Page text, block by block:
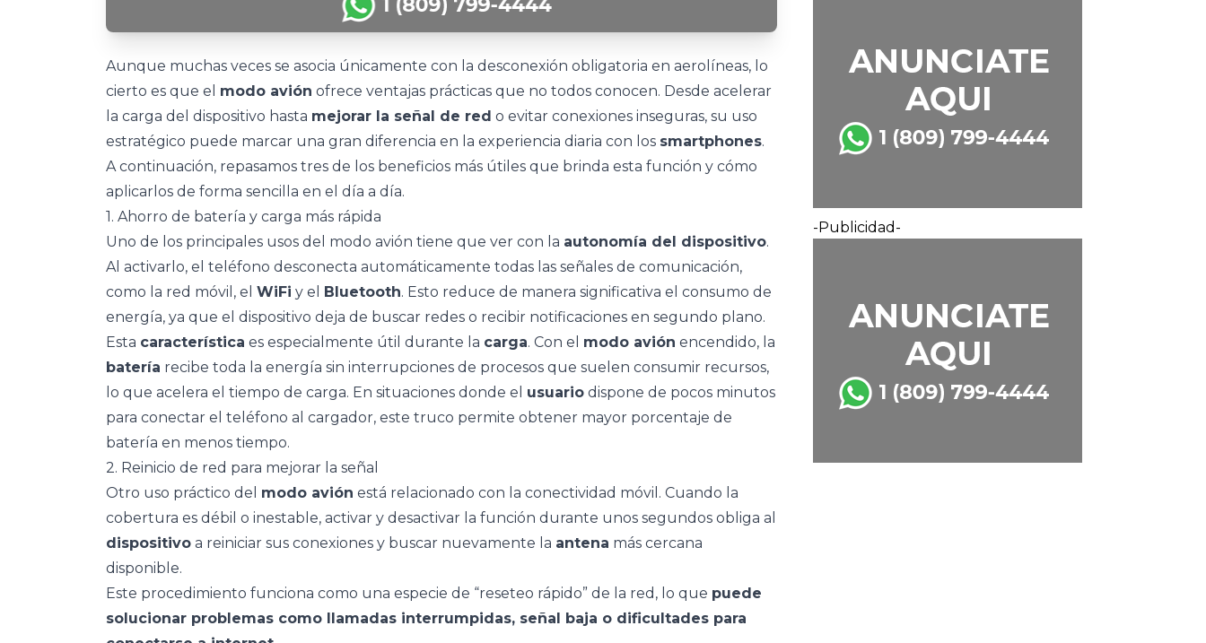
Aunque muchas veces se asocia únicamente con la desconexión obligatoria en aerolíneas, lo
cierto es que el modo avión ofrece ventajas prácticas que no todos conocen. Desde acelerar
la carga del dispositivo hasta mejorar la señal de red o evitar conexiones inseguras, su uso
estratégico puede marcar una gran diferencia en la experiencia diaria con los smartphones.
A continuación, repasamos tres de los beneficios más útiles que brinda esta función y cómo
aplicarlos de forma sencilla en el día a día.
1. Ahorro de batería y carga más rápida
Uno de los principales usos del modo avión tiene que ver con la autonomía del dispositivo.
Al activarlo, el teléfono desconecta automáticamente todas las señales de comunicación,
como la red móvil, el WiFi y el Bluetooth. Esto reduce de manera significativa el consumo de
energía, ya que el dispositivo deja de buscar redes o recibir notificaciones en segundo plano.
Esta característica es especialmente útil durante la carga. Con el modo avión encendido, la
batería recibe toda la energía sin interrupciones de procesos que suelen consumir recursos,
lo que acelera el tiempo de carga. En situaciones donde el usuario dispone de pocos minutos
para conectar el teléfono al cargador, este truco permite obtener mayor porcentaje de
batería en menos tiempo.
2. Reinicio de red para mejorar la señal
Otro uso práctico del modo avión está relacionado con la conectividad móvil. Cuando la
cobertura es débil o inestable, activar y desactivar la función durante unos segundos obliga al
dispositivo a reiniciar sus conexiones y buscar nuevamente la antena más cercana
disponible.
Este procedimiento funciona como una especie de “reseteo rápido” de la red, lo que puede
solucionar problemas como llamadas interrumpidas, señal baja o dificultades para
-Publicidad-